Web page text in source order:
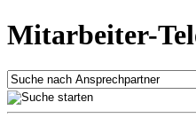
Mitarbeiter-